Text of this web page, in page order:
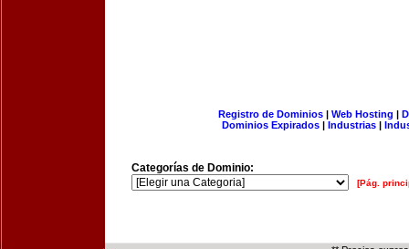
Registro de Dominios| Web Hosting |
Dominios Expirados | Industrias |
Categorías de Dominio:
[Pág.